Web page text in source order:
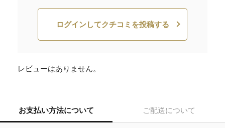
ログインしてクチコミを投稿する
レビューはありません。
お支払い方法について ご配送について